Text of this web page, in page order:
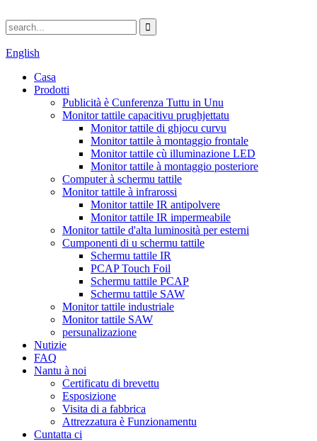
English
Casa
Prodotti
Publicità è Cunferenza Tuttu in Unu
Monitor tattile capacitivu prughjettatu
Monitor tattile di ghjocu curvu
Monitor tattile à montaggio frontale
Monitor tattile cù illuminazione LED
Monitor tattile à montaggio posteriore
Computer à schermu tattile
Monitor tattile à infrarossi
Monitor tattile IR antipolvere
Monitor tattile IR impermeabile
Monitor tattile d'alta luminosità per esterni
Cumponenti di u schermu tattile
Schermu tattile IR
PCAP Touch Foil
Schermu tattile PCAP
Schermu tattile SAW
Monitor tattile industriale
Monitor tattile SAW
persunalizazione
Nutizie
FAQ
Nantu à noi
Certificatu di brevettu
Esposizione
Visita di a fabbrica
Attrezzatura è Funzionamentu
Cuntatta ci